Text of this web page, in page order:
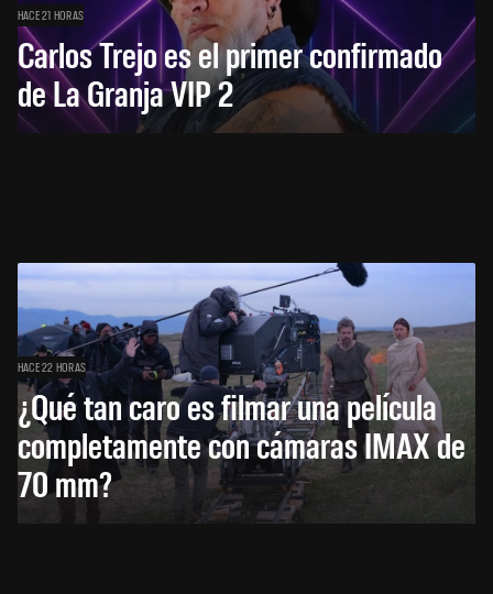
HACE 21 HORAS
Carlos Trejo es el primer confirmado
de La Granja VIP 2
HACE 22 HORAS
¿Qué tan caro es filmar una película
completamente con cámaras IMAX de
70 mm?